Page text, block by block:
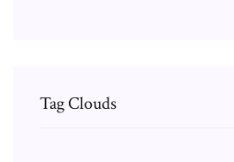
Tag Clouds